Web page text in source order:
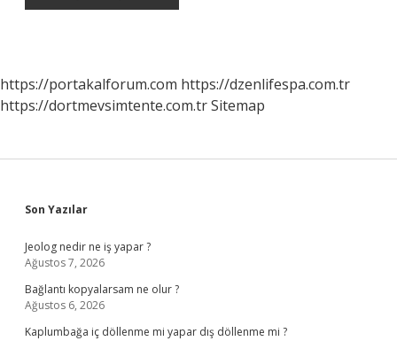
https://portakalforum.com https://dzenlifespa.com.tr
https://dortmevsimtente.com.trSitemap
Sidebar
Son Yazılar
Jeolog nedir ne iş yapar ?
Ağustos 7, 2026
Bağlantı kopyalarsam ne olur ?
Ağustos 6, 2026
Kaplumbağa iç döllenme mi yapar dış döllenme mi ?